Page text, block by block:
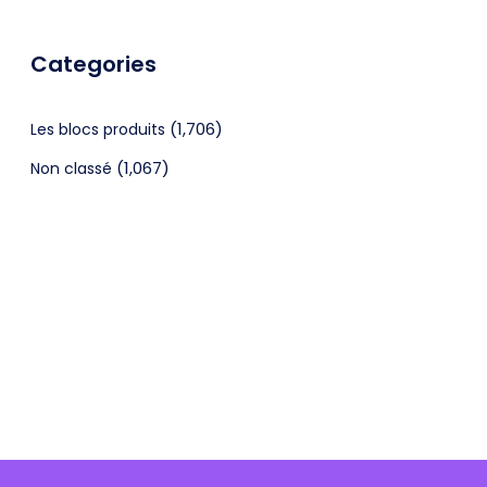
Categories
Les blocs produits (1,706)
Non classé (1,067)